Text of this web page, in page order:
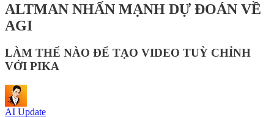
ALTMAN NHẤN MẠNH DỰ ĐOÁN VỀ
AGI
LÀM THẾ NÀO ĐỂ TẠO VIDEO TUỲ CHỈNH
VỚI PIKA
AI Update